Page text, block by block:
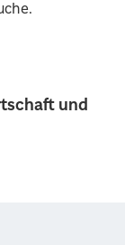
und